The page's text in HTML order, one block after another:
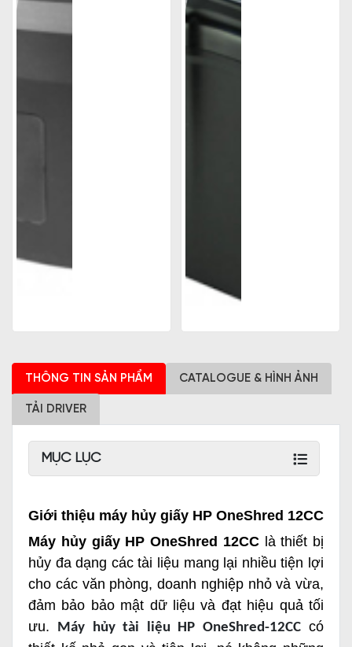
THÔNG TIN SẢN PHẨM CATALOGUE & HÌNH ẢNH
TẢI DRIVER
MỤC LỤC
Giới thiệu máy hủy giấy HP OneShred 12CC
Máy hủy giấy HP OneShred 12CClà thiết bị
hủy đa dạng các tài liệu mang lại nhiều tiện lợi
cho các văn phòng, doanh nghiệp nhỏ và vừa,
đảm bảo bảo mật dữ liệu và đạt hiệu quả tối
ưu. Máy hủy tài liệu HP OneShred-12CCcó